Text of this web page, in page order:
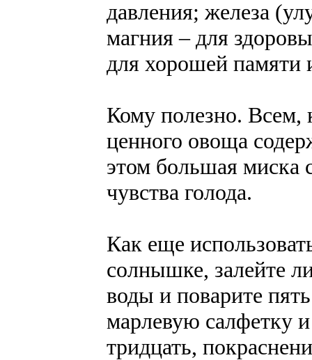
давления; железа
магния – для
для хорошей памяти
Кому полезно. Всем,
ценного овоща
этом большая миска
чувства голода.
Как еще
солнышке, залейте
воды и поварите
марлевую салфетку
тридцать,